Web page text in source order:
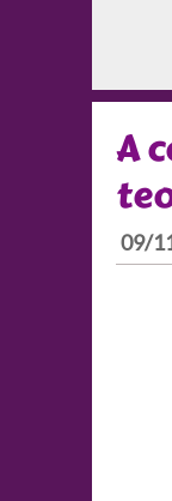
A
09/